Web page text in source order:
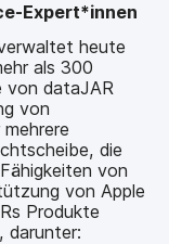
Expert*innen
heute
als 300
von dataJAR
von
die
von
von Apple
Produkte
darunter: